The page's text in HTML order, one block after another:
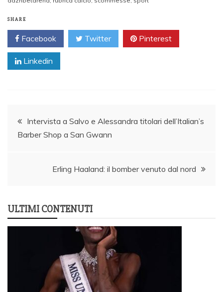
SHARE
Facebook Twitter Pinterest
Linkedin
Post
navigation
Intervista a Salvo e Alessandra titolari dell’Italian’s
Barber Shop a San Gwann
Erling Haaland: il bomber venuto dal nord
ULTIMI CONTENUTI